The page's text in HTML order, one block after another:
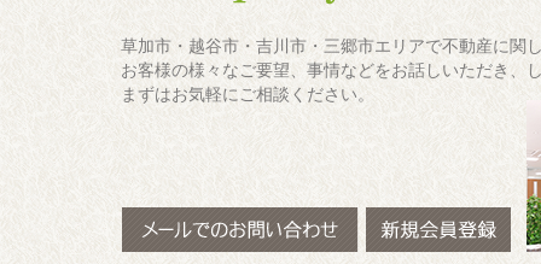
草加市・越谷市・吉川市・三郷市エリアで不動産に関
お客様の様々なご要望、事情などをお話しいただき、
まずはお気軽にご相談ください。